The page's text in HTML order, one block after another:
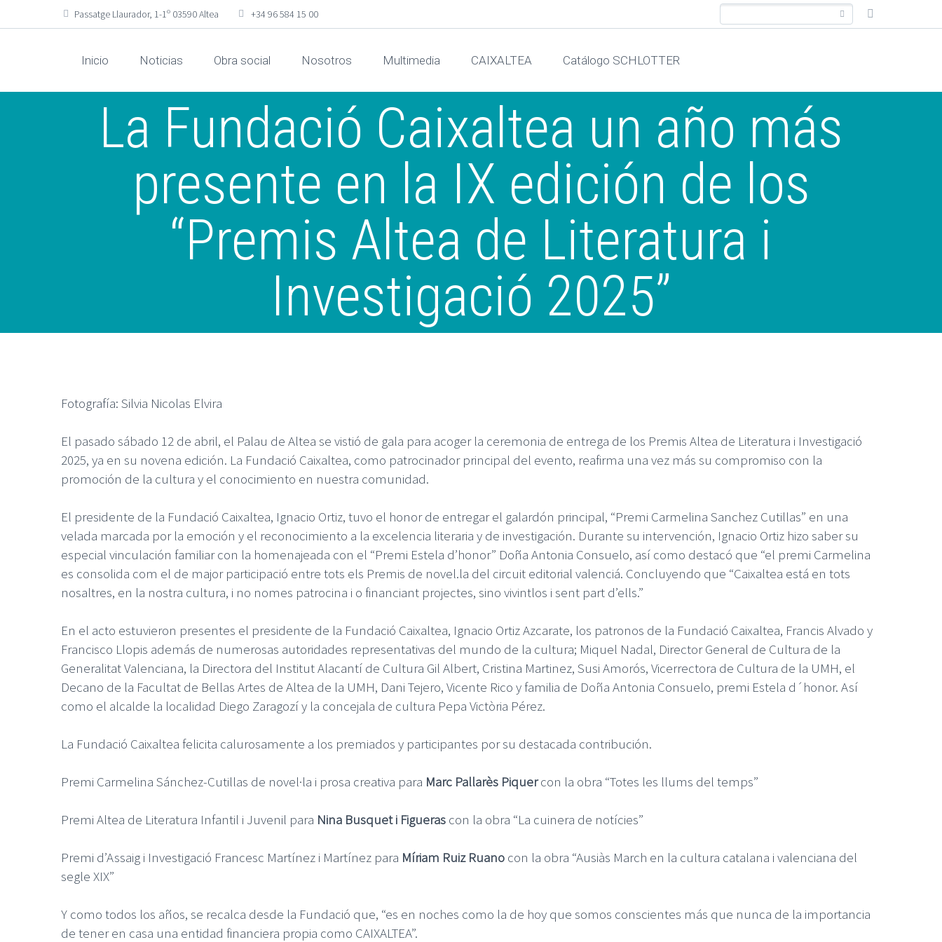
Passatge Llaurador, 1-1º 03590 Altea +34 96 584 15 00
Inicio Noticias Obra social Nosotros Multimedia CAIXALTEA Catálogo SCHLOTTER
La Fundació Caixaltea un año más
presente en la IX edición de los
“Premis Altea de Literatura i
Investigació 2025”
Fotografía: Silvia Nicolas Elvira
El pasado sábado 12 de abril, el Palau de Altea se vistió de gala para acoger la ceremonia de entrega de los Premis Altea de Literatura i Investigació
2025, ya en su novena edición. La Fundació Caixaltea, como patrocinador principal del evento, reafirma una vez más su compromiso con la
promoción de la cultura y el conocimiento en nuestra comunidad.
El presidente de la Fundació Caixaltea, Ignacio Ortiz, tuvo el honor de entregar el galardón principal, “Premi Carmelina Sanchez Cutillas” en una
velada marcada por la emoción y el reconocimiento a la excelencia literaria y de investigación. Durante su intervención, Ignacio Ortiz hizo saber su
especial vinculación familiar con la homenajeada con el “Premi Estela d’honor” Doña Antonia Consuelo, así como destacó que “el premi Carmelina
es consolida com el de major participació entre tots els Premis de novel.la del circuit editorial valenciá. Concluyendo que “Caixaltea está en tots
nosaltres, en la nostra cultura, i no nomes patrocina i o financiant projectes, sino vivintlos i sent part d’ells.”
En el acto estuvieron presentes el presidente de la Fundació Caixaltea, Ignacio Ortiz Azcarate, los patronos de la Fundació Caixaltea, Francis Alvado y
Francisco Llopis además de numerosas autoridades representativas del mundo de la cultura; Miquel Nadal, Director General de Cultura de la
Generalitat Valenciana, la Directora del Institut Alacantí de Cultura Gil Albert, Cristina Martinez, Susi Amorós, Vicerrectora de Cultura de la UMH, el
Decano de la Facultat de Bellas Artes de Altea de la UMH, Dani Tejero, Vicente Rico y familia de Doña Antonia Consuelo, premi Estela d´honor. Así
como el alcalde la localidad Diego Zaragozí y la concejala de cultura Pepa Victòria Pérez.
La Fundació Caixaltea felicita calurosamente a los premiados y participantes por su destacada contribución.
Premi Carmelina Sánchez-Cutillas de novel·la i prosa creativa para Marc Pallarès Piquercon la obra “Totes les llums del temps”
Premi Altea de Literatura Infantil i Juvenil para Nina Busquet i Figueras con la obra “La cuinera de notícies”
Premi d’Assaig i Investigació Francesc Martínez i Martínez para Míriam Ruiz Ruano con la obra “Ausiàs March en la cultura catalana i valenciana del
segle XIX”
Y como todos los años, se recalca desde la Fundació que, “es en noches como la de hoy que somos conscientes más que nunca de la importancia
de tener en casa una entidad financiera propia como CAIXALTEA”.